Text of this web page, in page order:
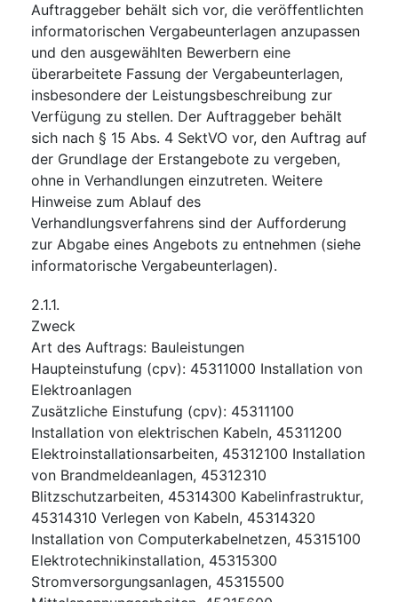
Auftraggeber behält sich vor, die veröffentlichten
informatorischen Vergabeunterlagen anzupassen
und den ausgewählten Bewerbern eine
überarbeitete Fassung der Vergabeunterlagen,
insbesondere der Leistungsbeschreibung zur
Verfügung zu stellen. Der Auftraggeber behält
sich nach § 15 Abs. 4 SektVO vor, den Auftrag auf
der Grundlage der Erstangebote zu vergeben,
ohne in Verhandlungen einzutreten. Weitere
Hinweise zum Ablauf des
Verhandlungsverfahrens sind der Aufforderung
zur Abgabe eines Angebots zu entnehmen (siehe
informatorische Vergabeunterlagen).
2.1.1.
Zweck
Art des Auftrags: Bauleistungen
Haupteinstufung (cpv): 45311000 Installation von
Elektroanlagen
Zusätzliche Einstufung (cpv): 45311100
Installation von elektrischen Kabeln, 45311200
Elektroinstallationsarbeiten, 45312100 Installation
von Brandmeldeanlagen, 45312310
Blitzschutzarbeiten, 45314300 Kabelinfrastruktur,
45314310 Verlegen von Kabeln, 45314320
Installation von Computerkabelnetzen, 45315100
Elektrotechnikinstallation, 45315300
Stromversorgungsanlagen, 45315500